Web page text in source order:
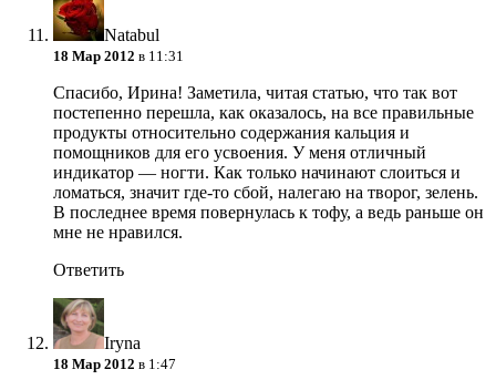
Natabul
18 Мар 2012 в 11:31
Спасибо, Ирина! Заметила, читая статью, что так вот
постепенно перешла, как оказалось, на все правильные
продукты относительно содержания кальция и
помощников для его усвоения. У меня отличный
индикатор — ногти. Как только начинают слоиться и
ломаться, значит где-то сбой, налегаю на творог, зелень.
В последнее время повернулась к тофу, а ведь раньше он
мне не нравился.
Ответить
Iryna
18 Мар 2012 в 1:47